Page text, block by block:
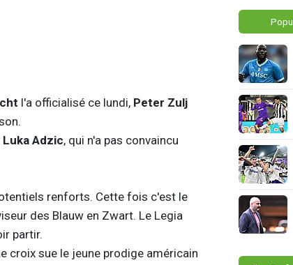
l'a officialisé ce lundi, Peter Zulj
Luka Adzic, qui n'a pas convaincu
renforts. Cette fois c'est le
des Blauw en Zwart. Le Legia
partir.
croix sue le jeune prodige américain